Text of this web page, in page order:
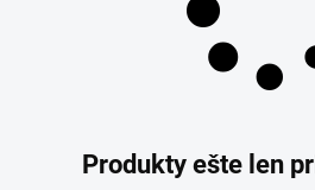
Produkty ešte len